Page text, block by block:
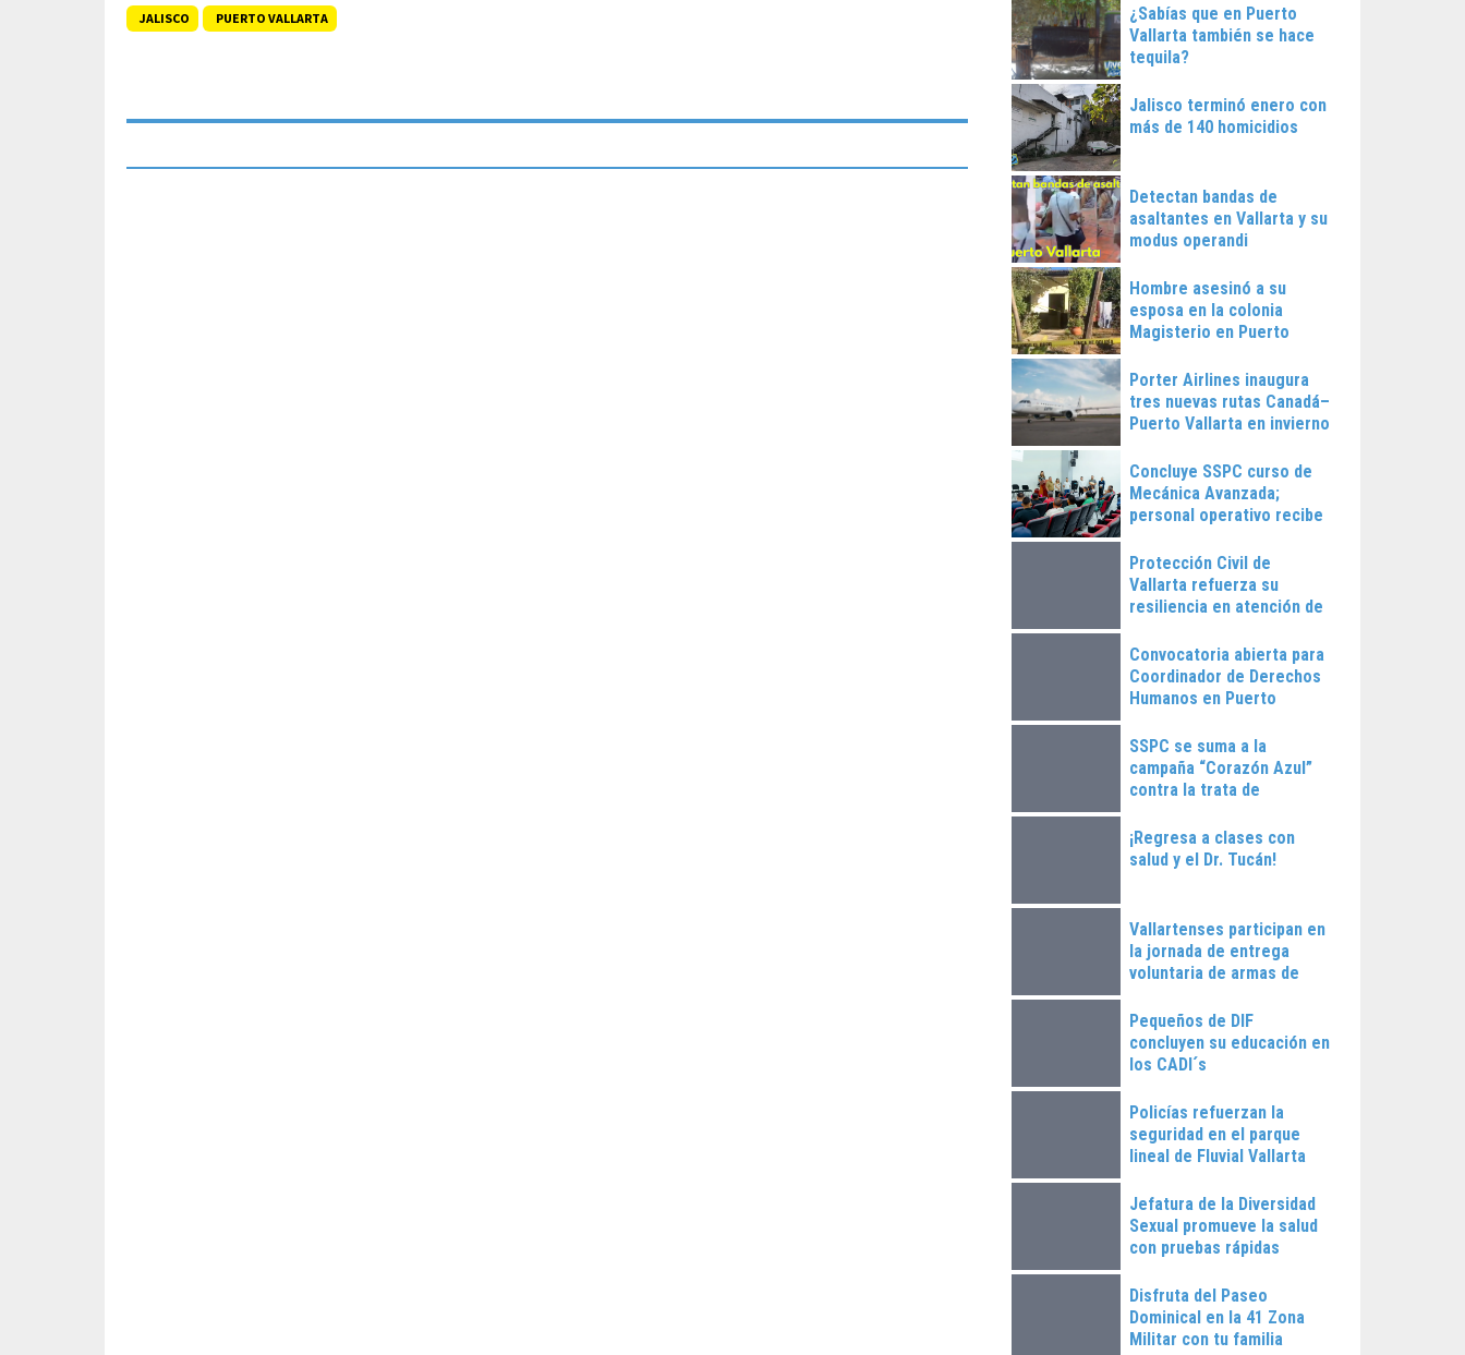
JALISCO PUERTO VALLARTA
¿Sabías que en Puerto
Vallarta también se hace
tequila?
Jalisco terminó enero con
más de 140 homicidios
Detectan bandas de
asaltantes en Vallarta y su
modus operandi
Hombre asesinó a su
esposa en la colonia
Magisterio en Puerto
Porter Airlines inaugura
tres nuevas rutas Canadá–
Puerto Vallarta en invierno
Concluye SSPC curso de
Mecánica Avanzada;
personal operativo recibe
Protección Civil de
Vallarta refuerza su
resiliencia en atención de
Convocatoria abierta para
Coordinador de Derechos
Humanos en Puerto
SSPC se suma a la
campaña “Corazón Azul”
contra la trata de
¡Regresa a clases con
salud y el Dr. Tucán!
Vallartenses participan en
la jornada de entrega
voluntaria de armas de
Pequeños de DIF
concluyen su educación en
los CADI´s
Policías refuerzan la
seguridad en el parque
lineal de Fluvial Vallarta
Jefatura de la Diversidad
Sexual promueve la salud
con pruebas rápidas
Disfruta del Paseo
Dominical en la 41 Zona
Militar con tu familia